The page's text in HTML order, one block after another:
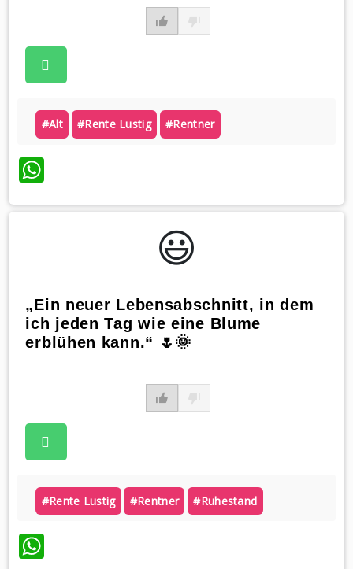
#alt #rente Lustig #rentner
WhatsApp
😃️
„Ein neuer Lebensabschnitt, in dem
ich jeden Tag wie eine Blume
erblühen kann.“ 🌷🌞
#rente Lustig #rentner #ruhestand
WhatsApp